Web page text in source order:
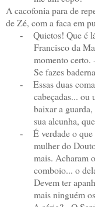
A cacofonia para de
de Zé, com a faca em
-
Quietos! Que é
Francisco da
momento certo.
Se fazes
-
Essas duas
cabeçadas... ou
baixar a
sua alcunha,
-
É verdade o
mulher do
mais. Acharam
comboio... o
Devem ter
mais ninguém